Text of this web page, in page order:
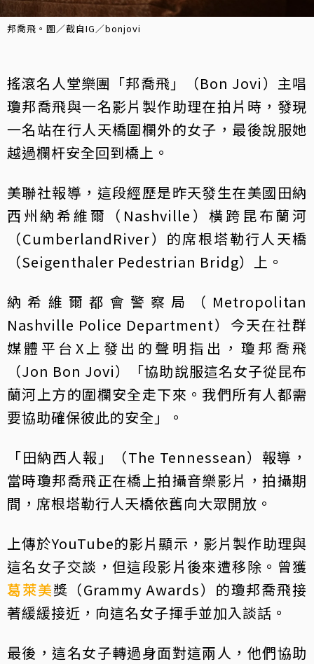
邦喬飛。圖／截自IG／bonjovi
搖滾名人堂樂團「邦喬飛」（Bon Jovi）主唱
瓊邦喬飛與一名影片製作助理在拍片時，發現
一名站在行人天橋圍欄外的女子，最後說服她
越過欄杆安全回到橋上。
美聯社報導，這段經歷是昨天發生在美國田納
西州納希維爾（Nashville）橫跨昆布蘭河
（CumberlandRiver）的席根塔勒行人天橋
（Seigenthaler Pedestrian Bridg）上。
納希維爾都會警察局（Metropolitan
Nashville Police Department）今天在社群
媒體平台X上發出的聲明指出，瓊邦喬飛
（Jon Bon Jovi）「協助說服這名女子從昆布
蘭河上方的圍欄安全走下來。我們所有人都需
要協助確保彼此的安全」。
「田納西人報」（The Tennessean）報導，
當時瓊邦喬飛正在橋上拍攝音樂影片，拍攝期
間，席根塔勒行人天橋依舊向大眾開放。
上傳於YouTube的影片顯示，影片製作助理與
這名女子交談，但這段影片後來遭移除。曾獲
葛萊美獎（Grammy Awards）的瓊邦喬飛接
著緩緩接近，向這名女子揮手並加入談話。
最後，這名女子轉過身面對這兩人，他們協助